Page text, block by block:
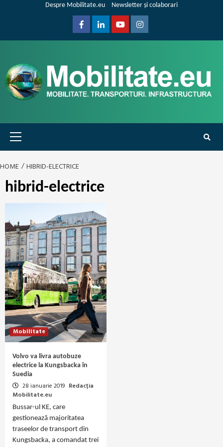
Despre Mobilitate.eu Newsletter și colaborari
FacebookLinkedinYoutubeInstagram
Primary
Menu
HOME HIBRID-ELECTRICE
hibrid-electrice
Mobilitate
Volvo va livra autobuze
electrice la Kungsbacka în
Suedia
28 ianuarie 2019 Redacția
Mobilitate.eu
Bussar-ul KE, care
gestionează majoritatea
traseelor de transport din
Kungsbacka, a comandat trei